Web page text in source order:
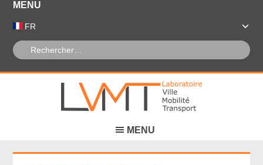
FR
Panneau de gestion des cookies